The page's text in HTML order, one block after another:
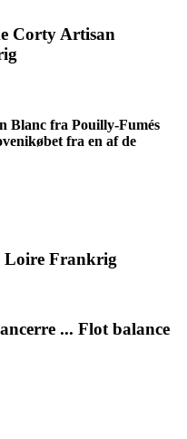
Corty Artisan
Blanc fra Pouilly-Fumés
fra en af de
Loire Frankrig
... Flot balance